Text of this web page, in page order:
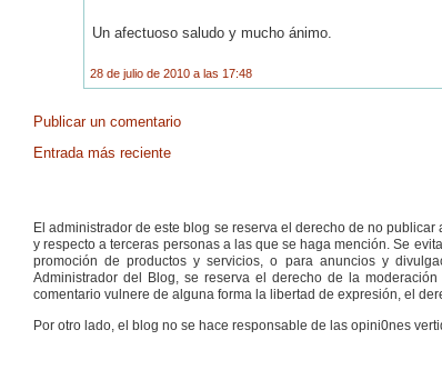
Un afectuoso saludo y mucho ánimo.
28 de julio de 2010 a las 17:48
Publicar un comentario
Entrada más reciente
El administrador de este blog se reserva el derecho de no
y respecto a terceras personas a las que se haga mención. Se
promoción de productos y servicios, o para anuncios y
Administrador del Blog, se reserva el derecho de la
comentario vulnere de alguna forma la libertad de expresión, el
Por otro lado, el blog no se hace responsable de las opini0nes